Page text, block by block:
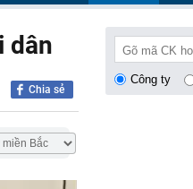
dân
Chia sẻ
Công ty